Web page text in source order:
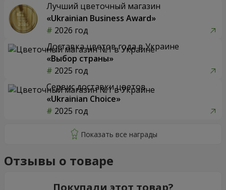
Лучший цветочный магазин
«Ukrainian Business Award»
2026 год
Доставка цветов года в Украине
«Выбор страны»
2025 год
Сервис доставки цветов
«Ukrainian Choice»
2025 год
Отзывы о товаре
Покупали этот товар?